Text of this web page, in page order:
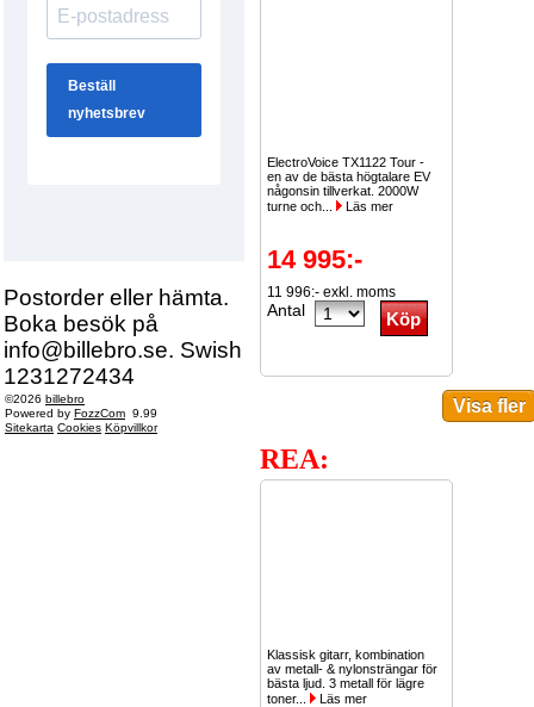
Postorder eller hämta.
Boka besök på
info@billebro.se. Swish
1231272434
©2026 billebro
Powered by FozzCom 9.99
Sitekarta Cookies Köpvillkor
ElectroVoice TX1122 Tour -
en av de bästa högtalare EV
någonsin tillverkat. 2000W
turne och...
Läs mer
14 995:-
11 996:- exkl. moms
Antal
REA:
Klassisk gitarr, kombination
av metall- & nylonsträngar för
bästa ljud. 3 metall för lägre
toner...
Läs mer